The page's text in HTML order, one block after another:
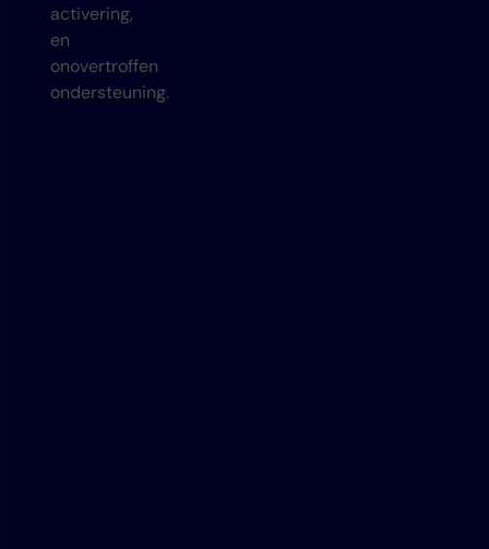
activering,
en
onovertroffen
ondersteuning.